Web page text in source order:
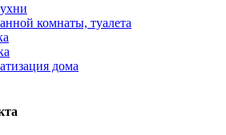
комнаты, туалета
дома